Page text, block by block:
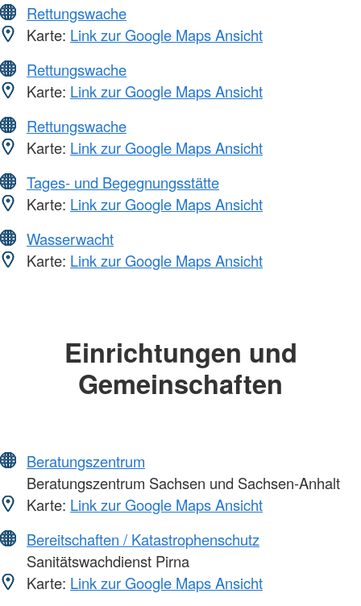
Rettungswache
Karte: Link zur Google Maps Ansicht
Rettungswache
Karte: Link zur Google Maps Ansicht
Rettungswache
Karte: Link zur Google Maps Ansicht
Tages- und Begegnungsstätte
Karte: Link zur Google Maps Ansicht
Wasserwacht
Karte: Link zur Google Maps Ansicht
Einrichtungen und
Gemeinschaften
Beratungszentrum
Beratungszentrum Sachsen und Sachsen-Anhalt
Karte: Link zur Google Maps Ansicht
Bereitschaften / Katastrophenschutz
Sanitätswachdienst Pirna
Karte: Link zur Google Maps Ansicht